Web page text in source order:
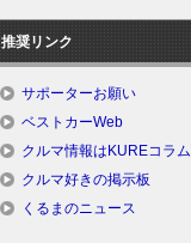
推奨リンク
サポーターお願い
ベストカーWeb
クルマ情報はKUREコラム
クルマ好きの掲示板
くるまのニュース